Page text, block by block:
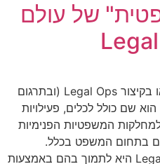
של עולם
תחום ה- Legal Operations, או בקיצור Legal Ops (ובתרגום
שם כולל לכלים, פעילויות
למחלקות המשפטיות הפנימיות
בתחום המשפט בכלל.
למעשה, מטרת תחום ה- Legal Ops היא לתמוך בהם באמצעות